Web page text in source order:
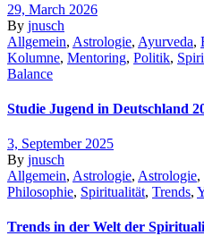
29, March 2026
By jnusch
Allgemein, Astrologie, Ayurveda,
Kolumne, Mentoring, Politik,
Balance
Studie Jugend in Deutschland
3, September 2025
By jnusch
Allgemein, Astrologie, Astrologie,
Philosophie, Spiritualität, Trends,
Trends in der Welt der